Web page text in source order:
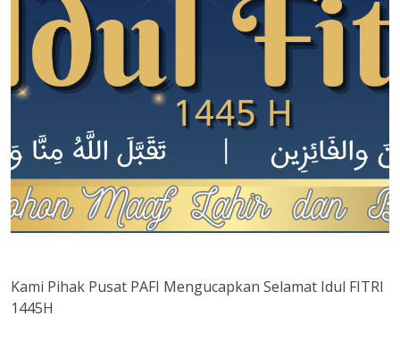
Kami Pihak Pusat PAFI Mengucapkan Selamat Idul FITRI
1445H